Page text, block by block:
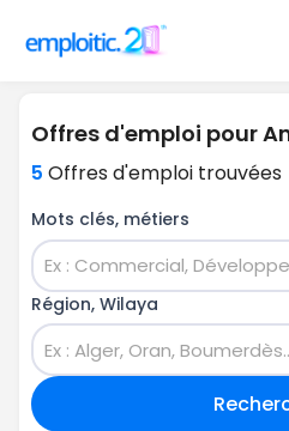
Offres d'emploi pour
5 Offres d'emploi trouvées
Mots clés, métiers
Région, Wilaya